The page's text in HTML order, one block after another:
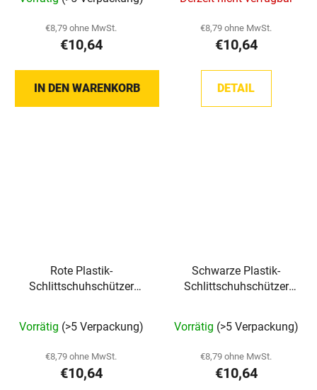
€8,79 ohne MwSt.
€10,64
IN DEN WARENKORB
€8,79 ohne MwSt.
€10,64
DETAIL
Rote Plastik-
Schlittschuhschützer
Vorrätig (>5 Verpackung)
€8,79 ohne MwSt.
€10,64
Schwarze Plastik-
Schlittschuhschützer
Vorrätig (>5 Verpackung)
€8,79 ohne MwSt.
€10,64